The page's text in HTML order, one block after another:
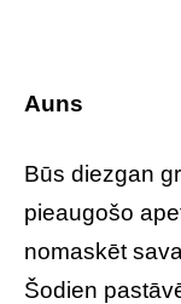
Auns
Būs diezgan
pieaugošo
nomaskēt
Šodien